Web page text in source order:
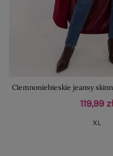
Ciemnoniebieskie jeansy
119,99 zł
XL